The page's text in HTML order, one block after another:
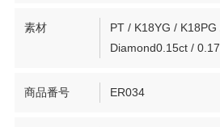
素材
PT / K18YG /
Diamond0.15ct /
商品番号 ER034